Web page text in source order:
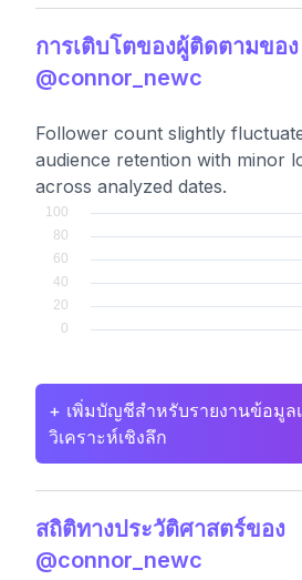
การเติบโตของผู้ติดตามของ
@connor_newc
Follower count slightly
audience retention with minor
across analyzed dates.
+ เพิ่มบัญชีสำหรับรายงานข้อมูล
วิเคราะห์เชิงลึก
สถิติทางประวัติศาสตร์ของ
@connor_newc